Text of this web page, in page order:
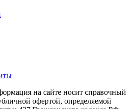
на сайте носит справочный
офертой, определяемой